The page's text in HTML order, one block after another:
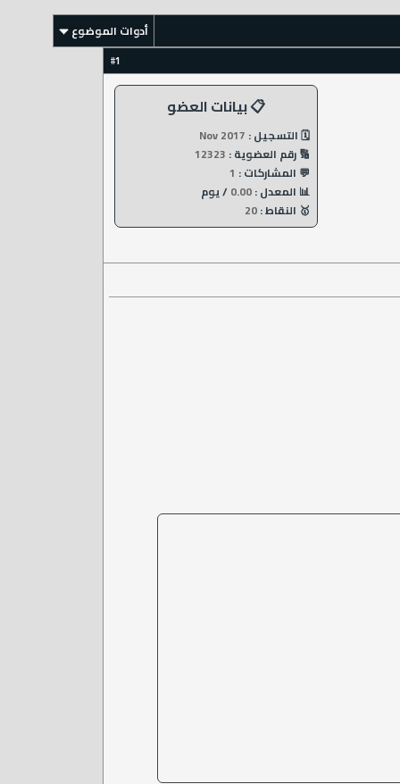
أدوات الموضوع
1
📋 بيانات العضو
🗓️ التسجيل : Nov 2017
🔢 رقم العضوية : 12323
💬 المشاركات : 1
📊 المعدل :0.00 / يوم
🥇 النقاط :20